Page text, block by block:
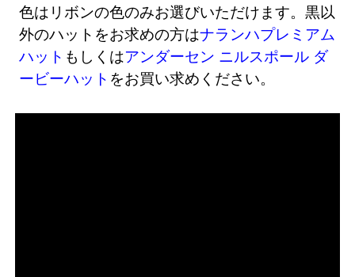
色はリボンの色のみお選びいただけます。黒以
外のハットをお求めの方はナランハプレミアム
ハット もしくはアンダーセン ニルスポール ダ
ービーハット をお買い求めください。